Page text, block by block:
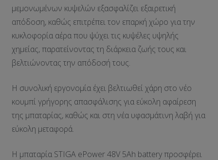
μεμονωμένων κυψελών εξασφαλίζει εξαιρετική
απόδοση, καθώς επιτρέπει τον επαρκή χώρο για την
κυκλοφορία αέρα που ψύχει τις κυψέλες υψηλής
χημείας, παρατείνοντας τη διάρκεια ζωής τους και
βελτιώνοντας την απόδοσή τους.
Η συνολική εργονομία έχει βελτιωθεί χάρη στο νέο
κουμπί γρήγορης απασφάλισης για εύκολη αφαίρεση
της μπαταρίας, καθώς και στη νέα υφασμάτινη λαβή για
εύκολη μεταφορά.
Η μπαταρία STIGA ePower 48V 5Ah battery προσφέρει